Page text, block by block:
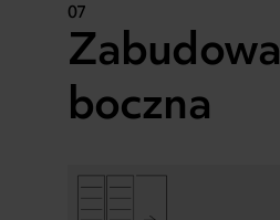
07
Zabudowa
boczna